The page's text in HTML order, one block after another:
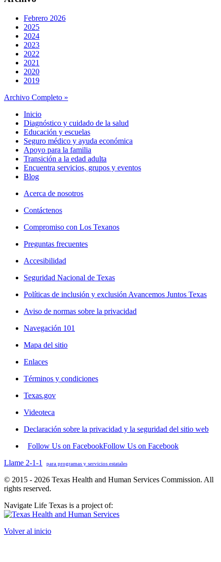
Febrero 2026
2025
2024
2023
2022
2021
2020
2019
Archivo Completo »
Inicio
Diagnóstico y cuidado de la salud
Educación y escuelas
Seguro médico y ayuda económica
Apoyo para la familia
Transición a la edad adulta
Encuentra servicios, grupos y eventos
Blog
Acerca de nosotros
Contáctenos
Compromiso con Los Texanos
Preguntas frecuentes
Accesibilidad
Seguridad Nacional de Texas
Políticas de inclusión y exclusión Avancemos Juntos Texas
Aviso de normas sobre la privacidad
Navegación 101
Mapa del sitio
Enlaces
Términos y condiciones
Texas.gov
Videoteca
Declaración sobre la privacidad y la seguridad del sitio web
Follow Us on FacebookFollow Us on Facebook
Llame 2-1-1
para programas y servicios estatales
© 2015 - 2026 Texas Health and Human Services Commission. All
rights reserved.
Navigate Life Texas is a project of:
Volver al inicio